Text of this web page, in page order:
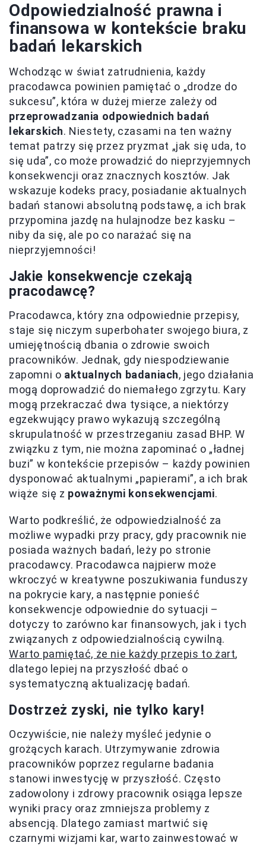
Odpowiedzialność prawna i
finansowa w kontekście braku
badań lekarskich
Wchodząc w świat zatrudnienia, każdy
pracodawca powinien pamiętać o „drodze do
sukcesu”, która w dużej mierze zależy od
przeprowadzania odpowiednich badań
lekarskich. Niestety, czasami na ten ważny
temat patrzy się przez pryzmat „jak się uda, to
się uda”, co może prowadzić do nieprzyjemnych
konsekwencji oraz znacznych kosztów. Jak
wskazuje kodeks pracy, posiadanie aktualnych
badań stanowi absolutną podstawę, a ich brak
przypomina jazdę na hulajnodze bez kasku –
niby da się, ale po co narażać się na
nieprzyjemności!
Jakie konsekwencje czekają
pracodawcę?
Pracodawca, który zna odpowiednie przepisy,
staje się niczym superbohater swojego biura, z
umiejętnością dbania o zdrowie swoich
pracowników. Jednak, gdy niespodziewanie
zapomni o aktualnych badaniach, jego działania
mogą doprowadzić do niemałego zgrzytu. Kary
mogą przekraczać dwa tysiące, a niektórzy
egzekwujący prawo wykazują szczególną
skrupulatność w przestrzeganiu zasad BHP. W
związku z tym, nie można zapominać o „ładnej
buzi” w kontekście przepisów – każdy powinien
dysponować aktualnymi „papierami”, a ich brak
wiąże się z poważnymi konsekwencjami.
Warto podkreślić, że odpowiedzialność za
możliwe wypadki przy pracy, gdy pracownik nie
posiada ważnych badań, leży po stronie
pracodawcy. Pracodawca najpierw może
wkroczyć w kreatywne poszukiwania funduszy
na pokrycie kary, a następnie ponieść
konsekwencje odpowiednie do sytuacji –
dotyczy to zarówno kar finansowych, jak i tych
związanych z odpowiedzialnością cywilną.
Warto pamiętać, że nie każdy przepis to żart,
dlatego lepiej na przyszłość dbać o
systematyczną aktualizację badań.
Dostrzeż zyski, nie tylko kary!
Oczywiście, nie należy myśleć jedynie o
grożących karach. Utrzymywanie zdrowia
pracowników poprzez regularne badania
stanowi inwestycję w przyszłość. Często
zadowolony i zdrowy pracownik osiąga lepsze
wyniki pracy oraz zmniejsza problemy z
absencją. Dlatego zamiast martwić się
czarnymi wizjami kar, warto zainwestować w